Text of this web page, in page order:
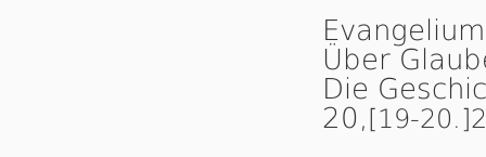
Über
Die
20,[19-